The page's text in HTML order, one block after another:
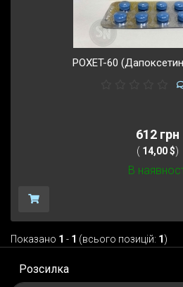
POXET-60
612 грн
( 14,00 $)
В
Показано 1 - 1 (всього позицій: 1)
Розсилка